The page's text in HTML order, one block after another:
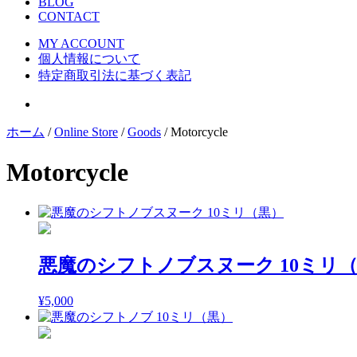
CONTACT
MY ACCOUNT
個人情報について
特定商取引法に基づく表記
ホーム /Online Store /Goods / Motorcycle
Motorcycle
悪魔のシフトノブスヌーク 10ミリ
¥5,000